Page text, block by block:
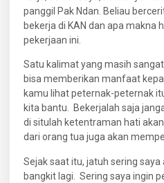
panggil Pak Ndan. Beliau
bekerja di KAN dan apa makna
pekerjaan ini.
Satu kalimat yang masih
bisa memberikan manfaat
kamu lihat peternak-peternak
kita bantu. Bekerjalah saja
di situlah ketentraman hati akan
dari orang tua juga akan
Sejak saat itu, jatuh sering
bangkit lagi. Sering saya ingin